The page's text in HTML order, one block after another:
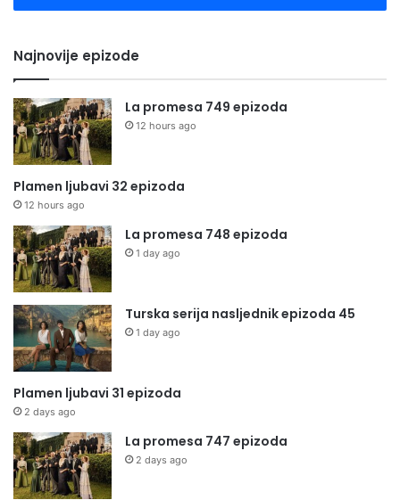
Najnovije epizode
La promesa 749 epizoda
12 hours ago
Plamen ljubavi 32 epizoda
12 hours ago
La promesa 748 epizoda
1 day ago
Turska serija nasljednik epizoda 45
1 day ago
Plamen ljubavi 31 epizoda
2 days ago
La promesa 747 epizoda
2 days ago